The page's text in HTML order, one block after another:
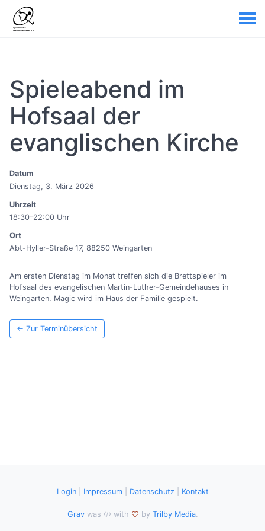
Spieleabend im
Hofsaal der
evanglischen Kirche
Datum
Dienstag, 3. März 2026
Uhrzeit
18:30–22:00 Uhr
Ort
Abt-Hyller-Straße 17, 88250 Weingarten
Am ersten Dienstag im Monat treffen sich die Brettspieler im
Hofsaal des evangelischen Martin-Luther-Gemeindehauses in
Weingarten. Magic wird im Haus der Familie gespielt.
← Zur Terminübersicht
Login| Impressum| Datenschutz| Kontakt
Gravwas with by Trilby Media.